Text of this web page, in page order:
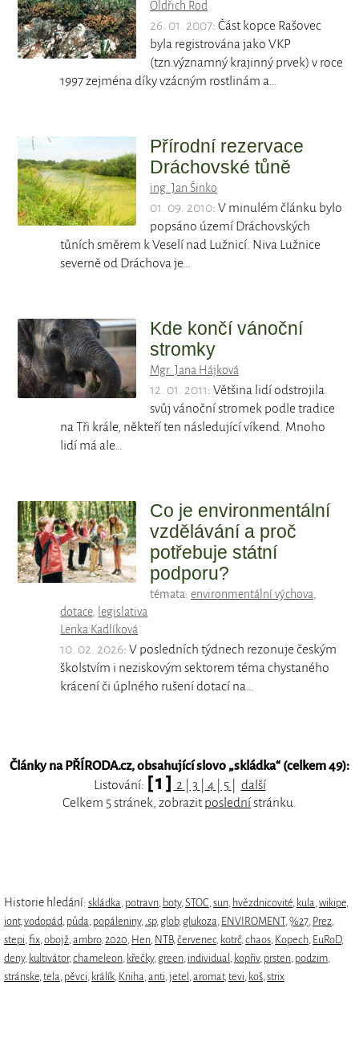
Oldřich Rod
26. 01. 2007: Část kopce Rašovec
byla registrována jako VKP
(tzn.významný krajinný prvek) v roce
1997 zejména díky vzácným rostlinám a…
Přírodní rezervace
Dráchovské tůně
ing. Jan Šinko
01. 09. 2010: V minulém článku bylo
popsáno území Dráchovských
tůních směrem k Veselí nad Lužnicí. Niva Lužnice
severně od Dráchova je…
Kde končí vánoční
stromky
Mgr. Jana Hájková
12. 01. 2011: Většina lidí odstrojila
svůj vánoční stromek podle tradice
na Tři krále, někteří ten následující víkend. Mnoho
lidí má ale…
Co je environmentální
vzdělávání a proč
potřebuje státní
podporu?
témata: environmentální výchova,
dotace, legislativa
Lenka Kadlíková
10. 02. 2026: V posledních týdnech rezonuje českým
školstvím i neziskovým sektorem téma chystaného
krácení či úplného rušení dotací na…
Články na PŘÍRODA.cz, obsahující slovo „skládka“ (celkem 49):
Listování: [ 1 ] 2 3 4 5
další
Celkem 5 stránek, zobrazitposlednístránku.
Historie hledání: skládka, potravn, boty,STOC,sun, hvězdnicovité, kula,wikipe,
iont,vodopád, půda, popáleniny, .sp, glob, glukoza, ENVIROMENT,%27, Prez,
stepi,fix,obojž,ambro,2020, Hen, NTB,červenec, kotrč,chaos, Kopech, EuRoD,
deny, kultivátor,chameleon, křečky, green, individual , kopřiv, prsten, podzim,
stránske,tela, pěvci, králík, Kniha,anti,jetel ,aromat,tevi, koš,strix